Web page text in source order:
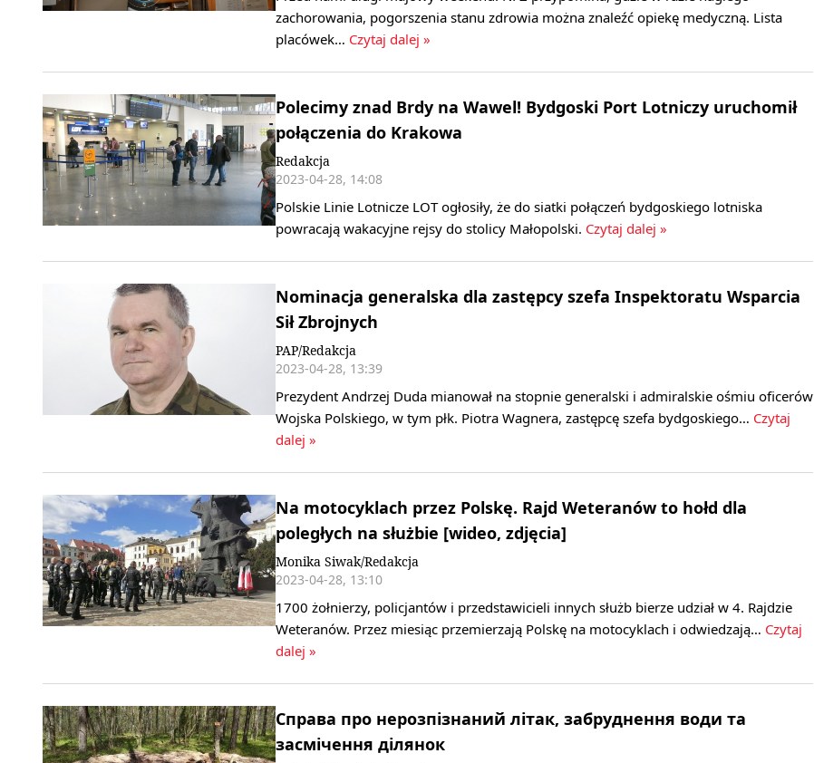
zachorowania, pogorszenia stanu zdrowia można znaleźć opiekę medyczną. Lista
placówek… Czytaj dalej »
Polecimy znad Brdy na Wawel! Bydgoski Port Lotniczy uruchomił
połączenia do Krakowa
Redakcja
2023-04-28, 14:08
Polskie Linie Lotnicze LOT ogłosiły, że do siatki połączeń bydgoskiego lotniska
powracają wakacyjne rejsy do stolicy Małopolski. Czytaj dalej »
Nominacja generalska dla zastępcy szefa Inspektoratu Wsparcia
Sił Zbrojnych
PAP/Redakcja
2023-04-28, 13:39
Prezydent Andrzej Duda mianował na stopnie generalski i admiralskie ośmiu oficerów
Wojska Polskiego, w tym płk. Piotra Wagnera, zastępcę szefa bydgoskiego… Czytaj
dalej »
Na motocyklach przez Polskę. Rajd Weteranów to hołd dla
poległych na służbie [wideo, zdjęcia]
Monika Siwak/Redakcja
2023-04-28, 13:10
1700 żołnierzy, policjantów i przedstawicieli innych służb bierze udział w 4. Rajdzie
Weteranów. Przez miesiąc przemierzają Polskę na motocyklach i odwiedzają… Czytaj
dalej »
Справа про нерозпізнаний літак, забруднення води та
засмічення ділянок